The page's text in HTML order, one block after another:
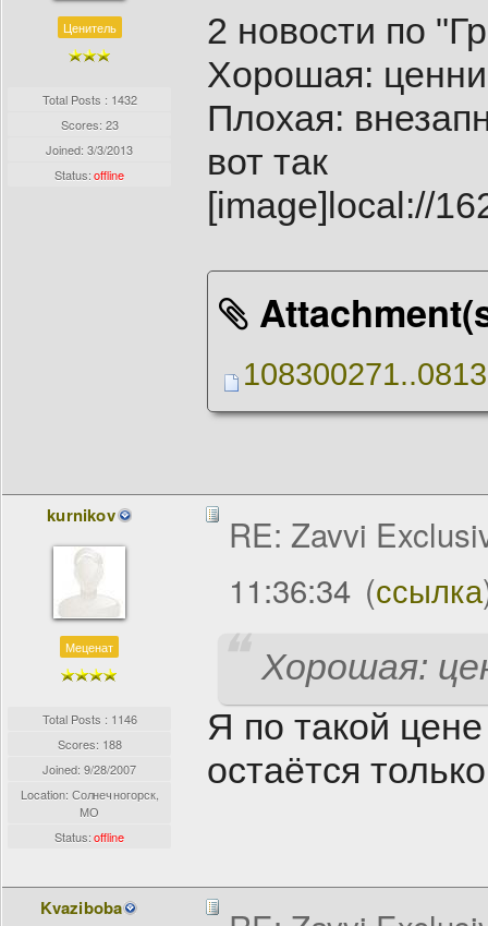
Ценитель
Total Posts : 1432
Scores: 23
Joined: 3/3/2013
Status:offline
2 новости по
Хорошая:
Плохая:
вот так
[image]local://
kurnikov
Меценат
Total Posts : 1146
Scores: 188
Joined: 9/28/2007
Location: Солнечногорск,
МО
Status:offline
RE: Zavvi
11:36:34 (ссылка
Хорошая:
Я по такой
остаётся
Kvaziboba